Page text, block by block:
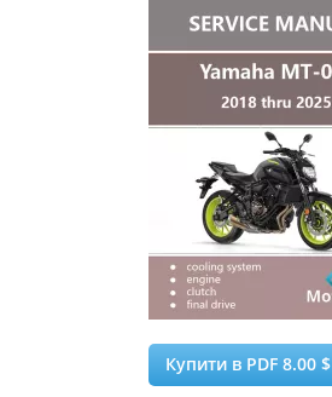
Купити в PDF 8.00 $